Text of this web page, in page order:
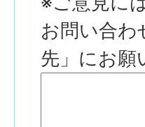
お問い合わ
先」にお願